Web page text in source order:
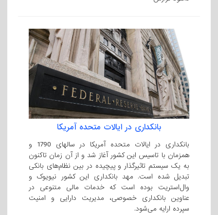
بانکداری در ایالات متحده آمریکا
بانکداری در ایالات متحده آمریکا در سالهای 1790 و
همزمان با تاسیس این کشور آغاز شد و از آن زمان تاکنون
به یک سیستم تاثیرگذار و پیچیده در بین نظام‌های بانکی
تبدیل شده است. مهد بانکداری این کشور نیویوک و
وال‌استریت بوده است که خدمات مالی متنوعی در
عناوین بانکداری خصوصی، مدیریت دارایی و امنیت
سپرده ارایه می‌شود.